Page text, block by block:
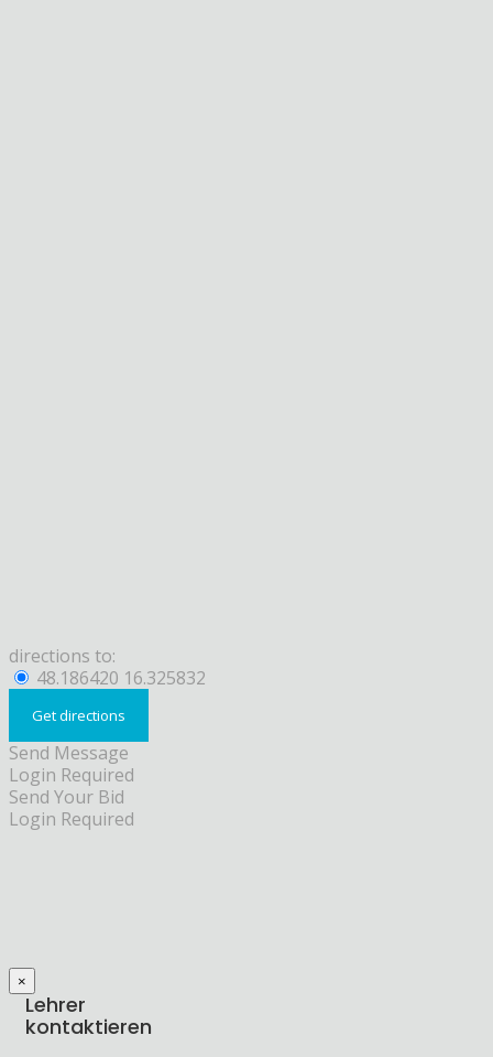
directions to:
48.186420 16.325832
Send Message
Login Required
Send Your Bid
Login Required
×
Lehrer
kontaktieren